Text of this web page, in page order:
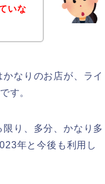
いな
なりのお店が、ライ
す。
り、多分、かなり多
年と今後も利用し